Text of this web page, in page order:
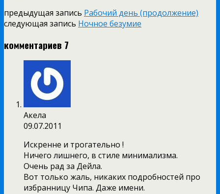
предыдущая запись Рабочий день (продолжение)
следующая запись Ночное безумие
комментариев 7
Акела
09.07.2011
Искренне и трогательно !
Ничего лишнего, в стиле минимализма.
Очень рад за Дейла.
Вот только жаль, никаких подробностей про
избранницу Чипа. Даже имени.